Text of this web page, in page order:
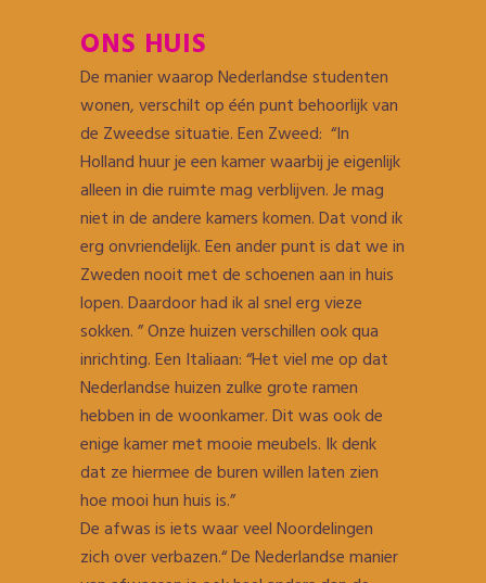
ONS HUIS
De manier waarop Nederlandse studenten
wonen, verschilt op één punt behoorlijk van
de Zweedse situatie. Een Zweed: “In
Holland huur je een kamer waarbij je eigenlijk
alleen in die ruimte mag verblijven. Je mag
niet in de andere kamers komen. Dat vond ik
erg onvriendelijk. Een ander punt is dat we in
Zweden nooit met de schoenen aan in huis
lopen. Daardoor had ik al snel erg vieze
sokken. ” Onze huizen verschillen ook qua
inrichting. Een Italiaan: “Het viel me op dat
Nederlandse huizen zulke grote ramen
hebben in de woonkamer. Dit was ook de
enige kamer met mooie meubels. Ik denk
dat ze hiermee de buren willen laten zien
hoe mooi hun huis is.”
De afwas is iets waar veel Noordelingen
zich over verbazen.“ De Nederlandse manier